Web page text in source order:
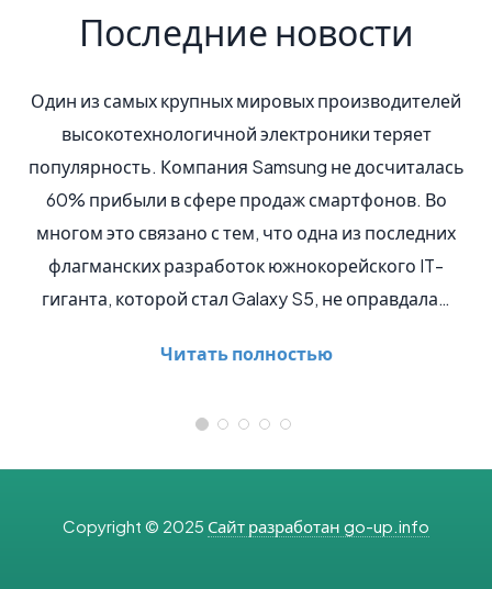
Последние новости
теряет
Во
последних
IT-
Трехмерные фильмы становятся все
популярными, что заставляет
компании думать о возможности
технологии в домашних условиях.
сделать это не так просто, однако
Panasonic разработала и недавно
3D-монитор под названием BT-
Copyright © 2025 Сайт разработан go-up.info